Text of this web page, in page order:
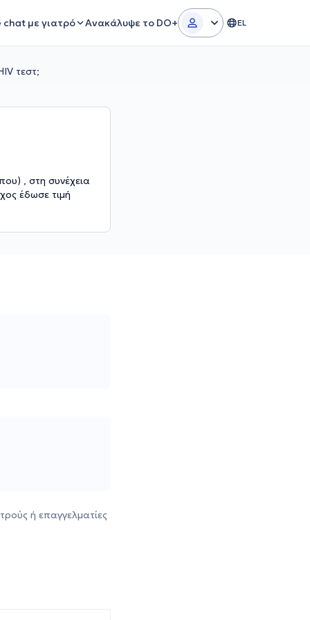
chat με γιατρό Ανακάλυψε το DO+ EL
τεστ;
, στη συνέχεια
έδωσε τιμή
ή επαγγελματίες